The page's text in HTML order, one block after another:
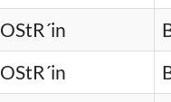
OStR´in
OStR´in